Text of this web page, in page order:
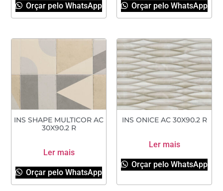
Orçar pelo WhatsApp Orçar pelo WhatsApp
INS SHAPE MULTICOR AC
30X90.2 R
Ler mais
Orçar pelo WhatsApp
INS ONICE AC 30X90.2 R
Ler mais
Orçar pelo WhatsApp